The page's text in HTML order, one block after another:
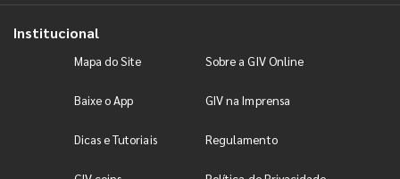
Institucional
Mapa do Site Sobre a GIV Online
Baixe o App GIV na Imprensa
Dicas e Tutoriais Regulamento